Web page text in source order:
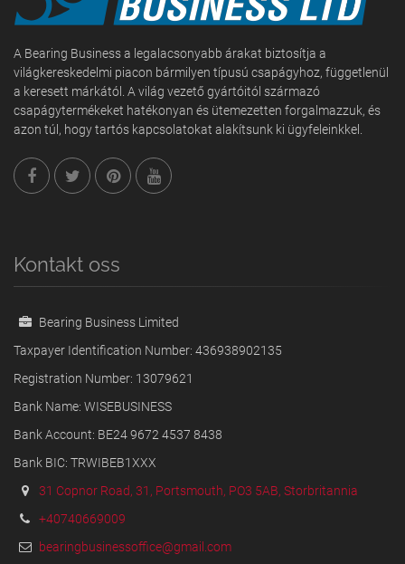
A Bearing Business a legalacsonyabb árakat biztosítja a
világkereskedelmi piacon bármilyen típusú csapágyhoz, függetlenül
a keresett márkától. A világ vezető gyártóitól származó
csapágytermékeket hatékonyan és ütemezetten forgalmazzuk, és
azon túl, hogy tartós kapcsolatokat alakítsunk ki ügyfeleinkkel.
Kontakt oss
Bearing Business Limited
Taxpayer Identification Number: 436938902135
Registration Number: 13079621
Bank Name: WISEBUSINESS
Bank Account: BE24 9672 4537 8438
Bank BIC: TRWIBEB1XXX
31 Copnor Road, 31, Portsmouth, PO3 5AB, Storbritannia
+40740669009
bearingbusinessoffice@gmail.com